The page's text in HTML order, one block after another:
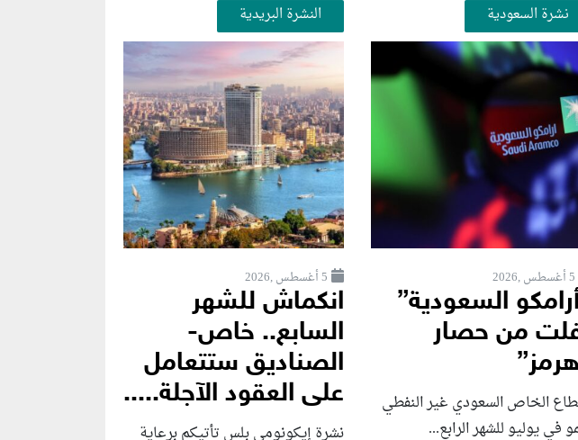
نشرة السعودية
5 أغسطس ,2026
السعودية”
من حصار
الخاص السعودي غير النفطي
في يوليو للشهر الرابع...
النشرة البريدية
5 أغسطس ,2026
انكماش للشهر
السابع.. خاص-
الصناديق ستتعامل
على العقود الآجلة.....
نشرة إيكونومي بلس تأتيكم برعاية